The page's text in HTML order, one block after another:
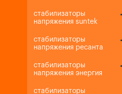
стабилизаторы
напряжения suntek
стабилизаторы
напряжения ресанта
стабилизаторы
напряжения энергия
стабилизаторы